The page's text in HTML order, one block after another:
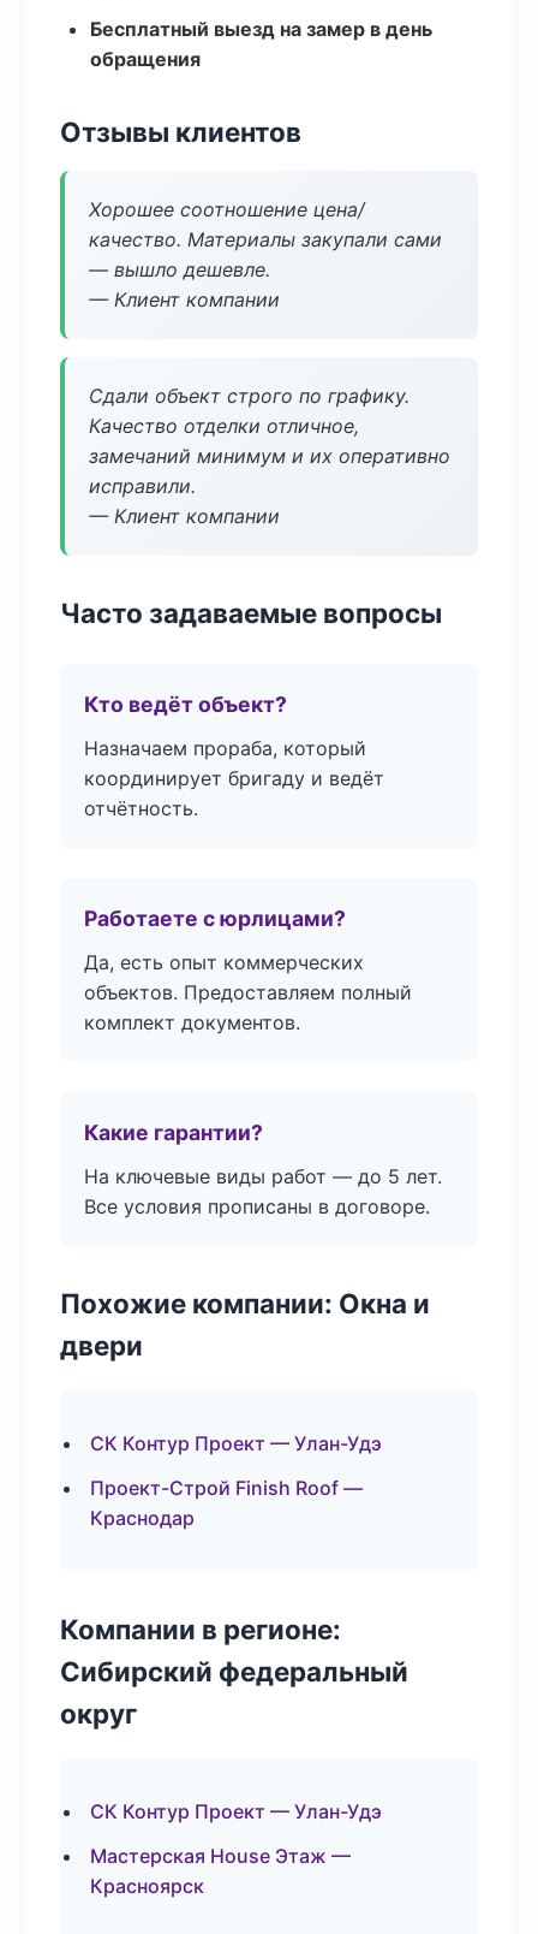
Бесплатный выезд на замер в день
обращения
Отзывы клиентов
Хорошее соотношение цена/
качество. Материалы закупали сами
— вышло дешевле.
— Клиент компании
Сдали объект строго по графику.
Качество отделки отличное,
замечаний минимум и их оперативно
исправили.
— Клиент компании
Часто задаваемые вопросы
Кто ведёт объект?
Назначаем прораба, который
координирует бригаду и ведёт
отчётность.
Работаете с юрлицами?
Да, есть опыт коммерческих
объектов. Предоставляем полный
комплект документов.
Какие гарантии?
На ключевые виды работ — до 5 лет.
Все условия прописаны в договоре.
Похожие компании: Окна и
двери
СК Контур Проект — Улан-Удэ
Проект-Строй Finish Roof —
Краснодар
Компании в регионе:
Сибирский федеральный
округ
СК Контур Проект — Улан-Удэ
Мастерская House Этаж —
Красноярск